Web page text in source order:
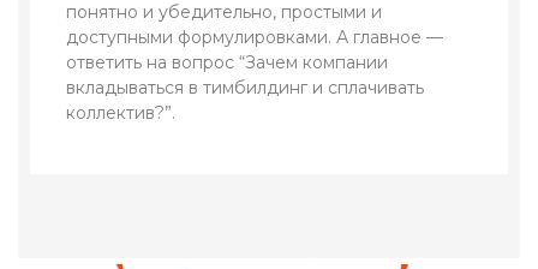
понятно и убедительно, простыми и
доступными формулировками. А главное —
ответить на вопрос “Зачем компании
вкладываться в тимбилдинг и сплачивать
коллектив?”.